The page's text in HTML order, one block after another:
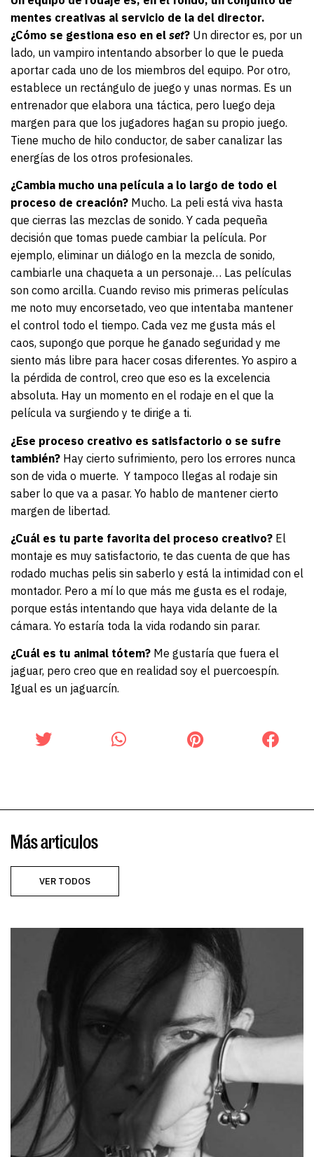
mentes creativas al servicio de la del director.
¿Cómo se gestiona eso en el set? Un director es, por un
lado, un vampiro intentando absorber lo que le pueda
aportar cada uno de los miembros del equipo. Por otro,
establece un rectángulo de juego y unas normas. Es un
entrenador que elabora una táctica, pero luego deja
margen para que los jugadores hagan su propio juego.
Tiene mucho de hilo conductor, de saber canalizar las
energías de los otros profesionales.
¿Cambia mucho una película a lo largo de todo el
proceso de creación? Mucho. La peli está viva hasta
que cierras las mezclas de sonido. Y cada pequeña
decisión que tomas puede cambiar la película. Por
ejemplo, eliminar un diálogo en la mezcla de sonido,
cambiarle una chaqueta a un personaje… Las películas
son como arcilla. Cuando reviso mis primeras películas
me noto muy encorsetado, veo que intentaba mantener
el control todo el tiempo. Cada vez me gusta más el
caos, supongo que porque he ganado seguridad y me
siento más libre para hacer cosas diferentes. Yo aspiro a
la pérdida de control, creo que eso es la excelencia
absoluta. Hay un momento en el rodaje en el que la
película va surgiendo y te dirige a ti.
¿Ese proceso creativo es satisfactorio o se sufre
también? Hay cierto sufrimiento, pero los errores nunca
son de vida o muerte. Y tampoco llegas al rodaje sin
saber lo que va a pasar. Yo hablo de mantener cierto
margen de libertad.
¿Cuál es tu parte favorita del proceso creativo? El
montaje es muy satisfactorio, te das cuenta de que has
rodado muchas pelis sin saberlo y está la intimidad con el
montador. Pero a mí lo que más me gusta es el rodaje,
porque estás intentando que haya vida delante de la
cámara. Yo estaría toda la vida rodando sin parar.
¿Cuál es tu animal tótem? Me gustaría que fuera el
jaguar, pero creo que en realidad soy el puercoespín.
Igual es un jaguarcín.
Más articulos
VER TODOS